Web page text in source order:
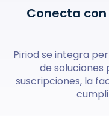
Conecta
Piriod se integra
de soluciones
suscripciones, la